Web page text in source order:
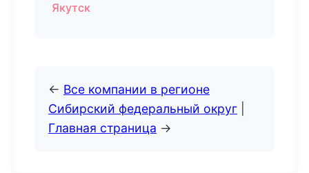
Якутск
← Все компании в регионе
Сибирский федеральный округ
Главная страница →